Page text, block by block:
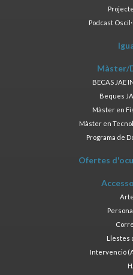
Podcast
Màster/
BECAS JAE
Beques
Màster en
Màster en
Programa de
Ofertes
Llestes
Intervenció